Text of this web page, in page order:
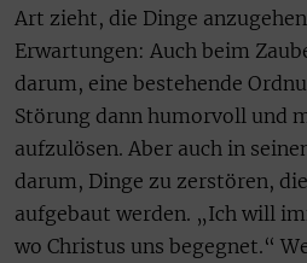
Art zieht, die Dinge
Erwartungen: Auch beim
darum, eine bestehende
Störung dann humorvoll und
aufzulösen. Aber auch in
darum, Dinge zu zerstören,
aufgebaut werden. „Ich will
wo Christus uns begegnet.“